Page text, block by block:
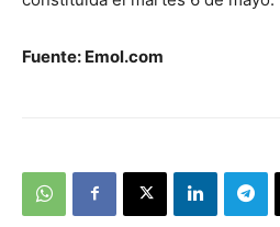
Fuente: Emol.com